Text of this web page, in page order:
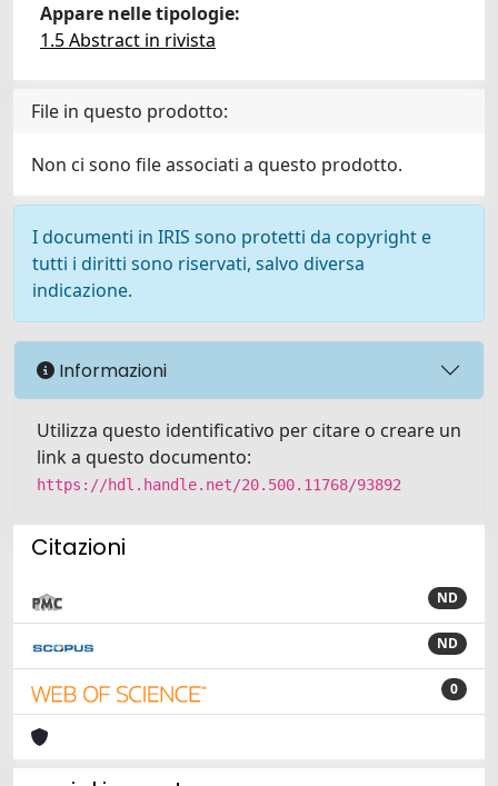
Appare nelle tipologie:
1.5 Abstract in rivista
File in questo prodotto:
Non ci sono file associati a questo prodotto.
I documenti in IRIS sono protetti da copyright e
tutti i diritti sono riservati, salvo diversa
indicazione.
Informazioni
Utilizza questo identificativo per citare o creare un
link a questo documento:
https://hdl.handle.net/20.500.11768/93892
Citazioni
ND
ND
0